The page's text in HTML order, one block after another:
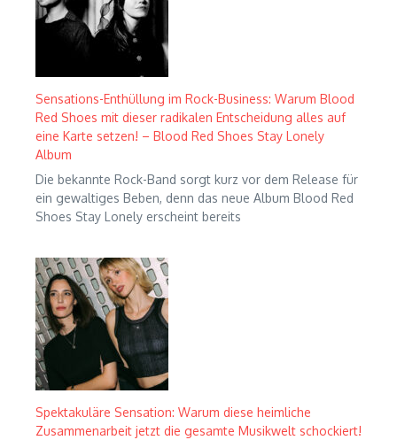
Sensations-Enthüllung im Rock-Business: Warum Blood
Red Shoes mit dieser radikalen Entscheidung alles auf
eine Karte setzen! – Blood Red Shoes Stay Lonely
Album
Die bekannte Rock-Band sorgt kurz vor dem Release für
ein gewaltiges Beben, denn das neue Album Blood Red
Shoes Stay Lonely erscheint bereits
Spektakuläre Sensation: Warum diese heimliche
Zusammenarbeit jetzt die gesamte Musikwelt schockiert!